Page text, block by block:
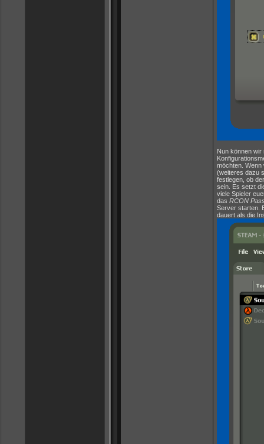
Nun können wir
möchten. Wenn
(weiteres dazu
festlegen, ob
sein. Es setzt
viele Spieler
das RCON
Server starten.
dauert als die